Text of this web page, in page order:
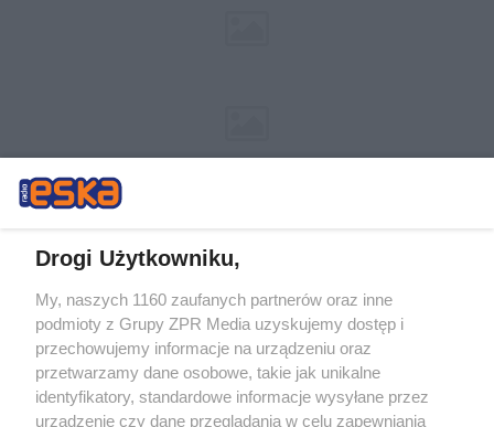
Żaden utwór zamieszczony w serwisie nie może być powielany i
rozpowszechniany lub dalej rozpowszechniany w jakikolwiek sposób (w
tym także elektroniczny lub mechaniczny) na jakimkolwiek polu
eksploatacji w jakiejkolwiek formie, włącznie z umieszczaniem w
Internecie bez pisemnej zgody właściciela praw. Jakiekolwiek użycie lub
wykorzystanie utworów w całości lub w części z naruszeniem prawa,
tzn. bez właściwej zgody, jest zabronione pod groźbą kary i może być
Drogi Użytkowniku,
My, naszych 1160 zaufanych partnerów oraz inne
podmioty z Grupy ZPR Media uzyskujemy dostęp i
przechowujemy informacje na urządzeniu oraz
przetwarzamy dane osobowe, takie jak unikalne
identyfikatory, standardowe informacje wysyłane przez
urządzenie czy dane przeglądania w celu zapewniania